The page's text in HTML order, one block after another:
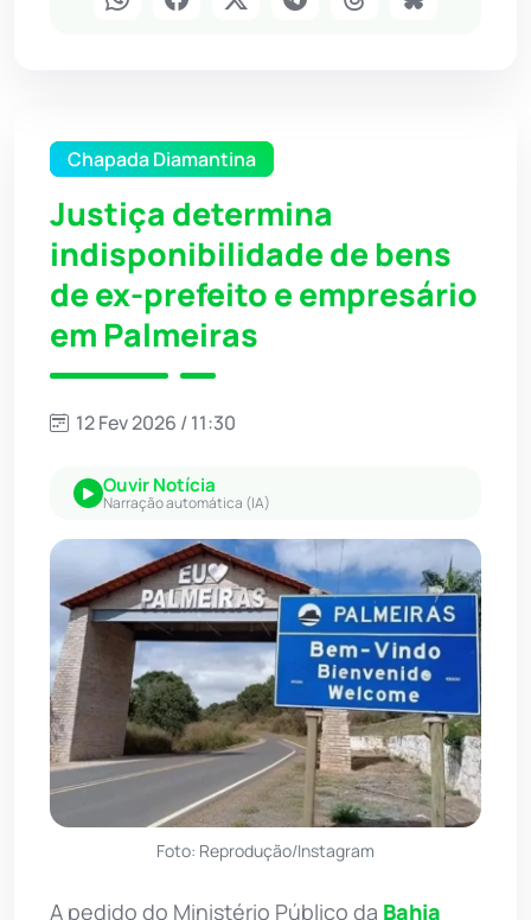
Chapada Diamantina
Justiça determina
indisponibilidade de bens
de ex-prefeito e empresário
em Palmeiras
12 Fev 2026 / 11:30
Ouvir Notícia
Narração automática (IA)
Foto: Reprodução/Instagram
A pedido do Ministério Público da Bahia